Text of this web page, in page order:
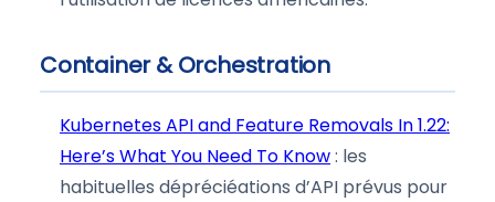
Container & Orchestration
Kubernetes API and Feature Removals In 1.22:
Here’s What You Need To Know: les
habituelles dépréciéations d’API prévus pour